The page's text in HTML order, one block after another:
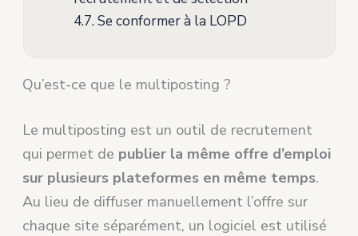
4.7.Se conformer à la LOPD
Qu’est-ce que le multiposting ?
Le multiposting est un outil de recrutement
qui permet de publier la même offre d’emploi
sur plusieurs plateformes en même temps.
Au lieu de diffuser manuellement l’offre sur
chaque site séparément, un logiciel est utilisé